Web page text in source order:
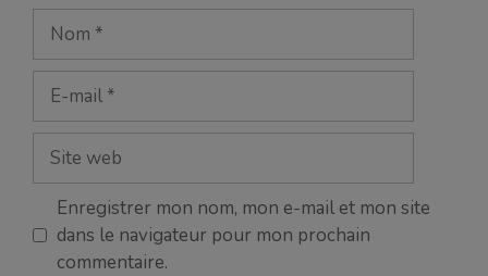
Nom
mail
Site
web
Enregistrer mon nom, mon e-mail et mon site
dans le navigateur pour mon prochain
commentaire.